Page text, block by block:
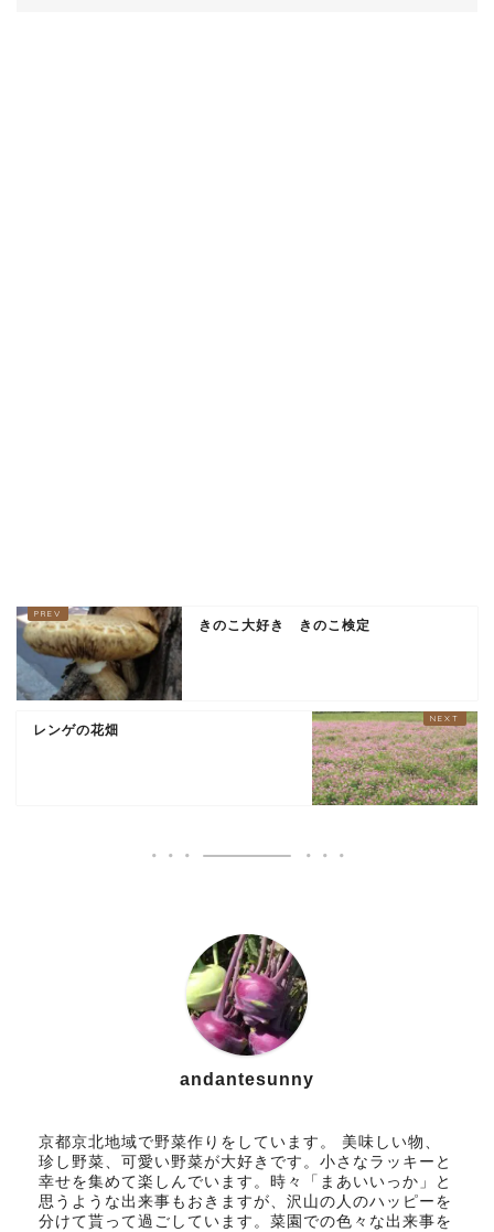
きのこ大好き きのこ検定
レンゲの花畑
andantesunny
京都京北地域で野菜作りをしています。 美味しい物、
珍し野菜、可愛い野菜が大好きです。小さなラッキーと
幸せを集めて楽しんでいます。時々「まあいいっか」と
思うような出来事もおきますが、沢山の人のハッピーを
分けて貰って過ごしています。菜園での色々な出来事を